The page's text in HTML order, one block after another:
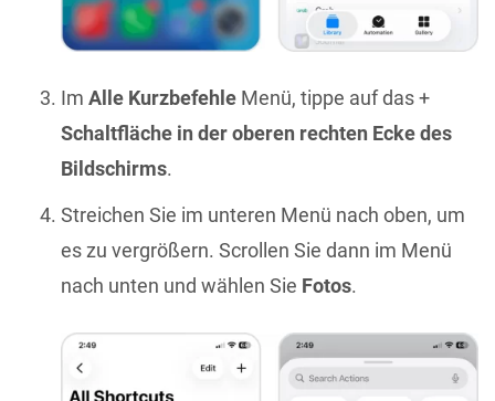
Im Alle Kurzbefehle Menü, tippe auf das +
Schaltfläche in der oberen rechten Ecke des
Bildschirms.
Streichen Sie im unteren Menü nach oben, um
es zu vergrößern. Scrollen Sie dann im Menü
nach unten und wählen Sie Fotos.